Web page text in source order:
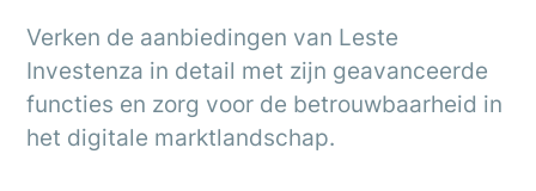
Verken de aanbiedingen van Leste
Investenza in detail met zijn geavanceerde
functies en zorg voor de betrouwbaarheid in
het digitale marktlandschap.